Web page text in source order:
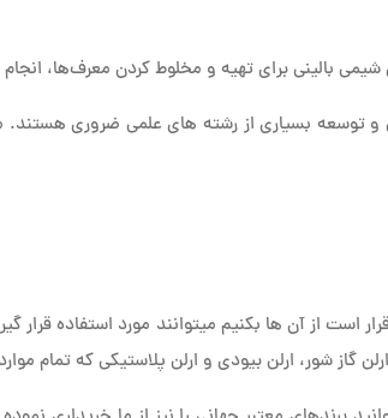
شیمی بالینی برای تهیه و مخلوط کردن معرف‌ها،
و توسعه بسیاری از رشته های علمی ضروری
است از آن ها بکنیم میتوانند مورد استفاده
گاز شور، ارلن بیودی و ارلن پلاستیکی که تمام